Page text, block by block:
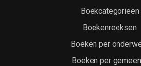
Boekcategorieën
Boekenreeksen
Boeken per
Boeken per